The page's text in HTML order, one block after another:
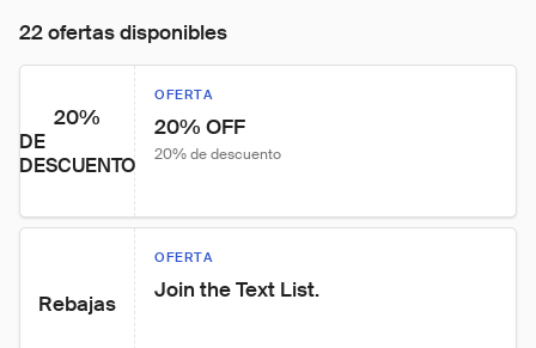
22 ofertas disponibles
20%
DE
DESCUENTO
OFERTA
20% OFF
20% de descuento
Rebajas
OFERTA
Join the Text List.